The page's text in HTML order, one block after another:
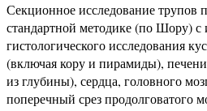
Секционное исследование трупов
стандартной методике (по Шору) с
гистологического исследования
(включая кору и пирамиды),
из глубины), сердца, головного
поперечный срез продолговатого